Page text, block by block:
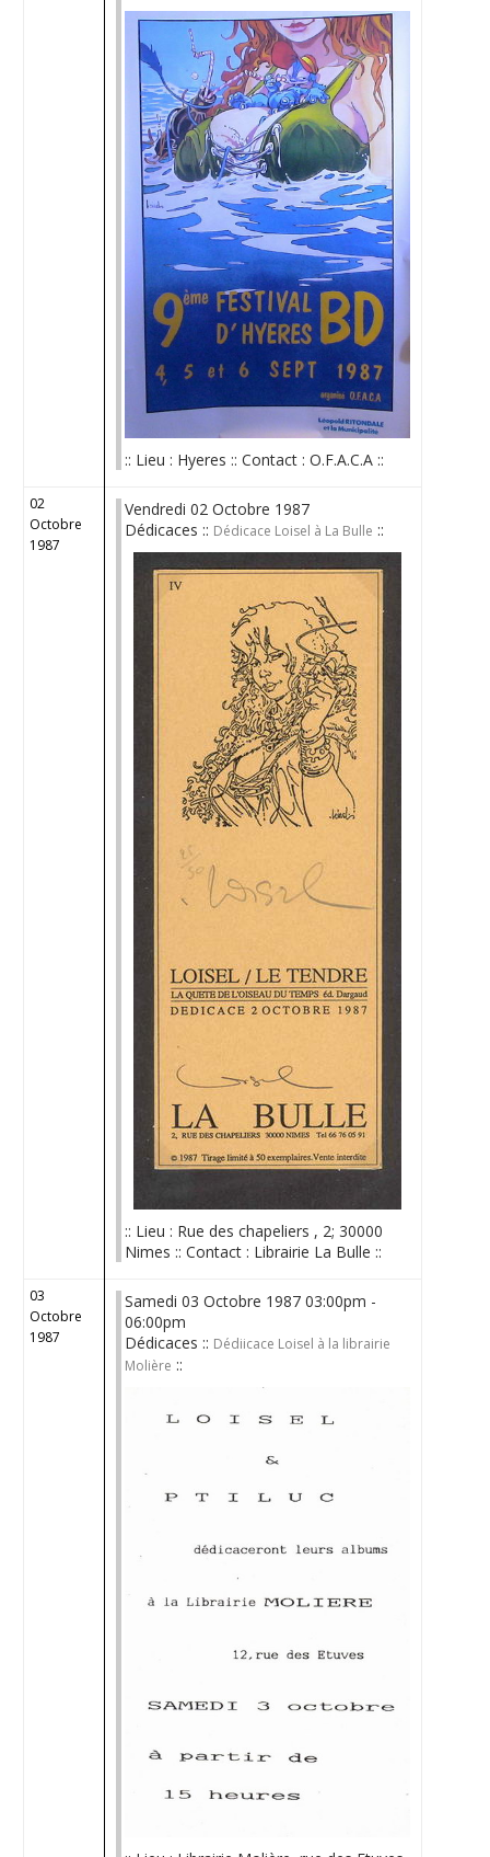
:: Lieu : Hyeres :: Contact : O.F.A.C.A ::
02
Octobre
1987
Vendredi 02 Octobre 1987
Dédicaces :: Dédicace Loisel à La Bulle ::
:: Lieu : Rue des chapeliers , 2; 30000
Nimes :: Contact : Librairie La Bulle ::
03
Octobre
1987
Samedi 03 Octobre 1987 03:00pm -
06:00pm
Dédicaces :: Dédiicace Loisel à la librairie
Molière ::